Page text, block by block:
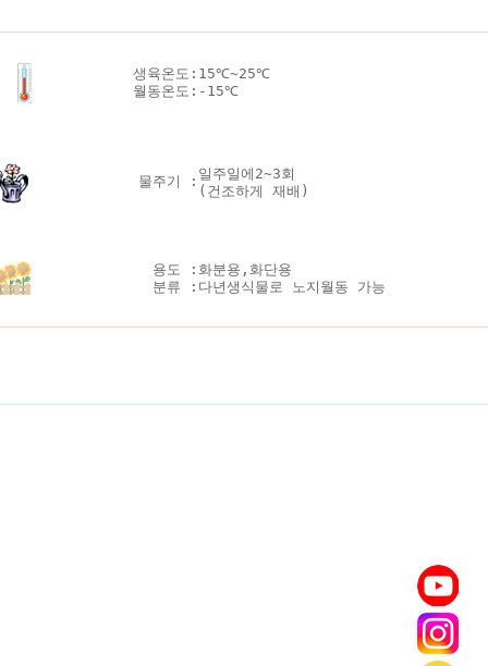
생육온도:
월동온도:
15℃~25℃
-15℃
물주기 : 일주일에2~3회
(건조하게 재배)
용도 :
분류 :
화분용,화단용
다년생식물로 노지월동 가능